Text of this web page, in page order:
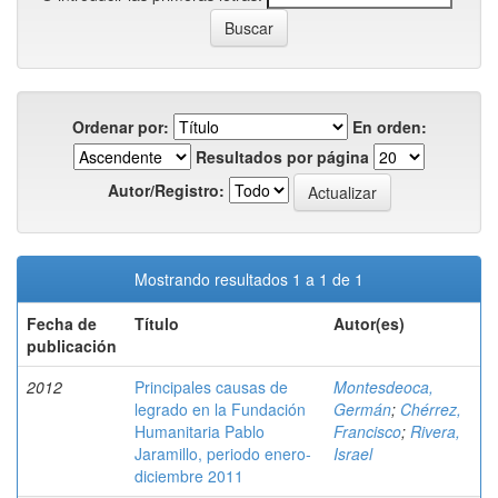
Ordenar por:
En orden:
Resultados por página
Autor/Registro:
Mostrando resultados 1 a 1 de 1
Fecha de
publicación
Título Autor(es)
2012
Principales causas de
legrado en la Fundación
Humanitaria Pablo
Jaramillo, periodo enero-
diciembre 2011
Montesdeoca,
Germán; Chérrez,
Francisco; Rivera,
Israel